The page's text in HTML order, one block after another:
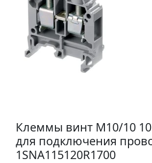
Клеммы винт M10/10
для подключения
1SNA115120R1700